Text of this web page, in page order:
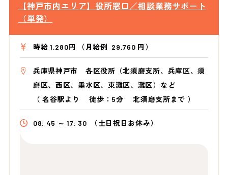
【神戸市内エリア】役所窓口／相談業務サポート
（単発）
時給 1,280円 （月給例 29,760 円）
兵庫県神戸市 各区役所（北須磨支所、兵庫区、須
磨区、西区、垂水区、東灘区、灘区）など
（名谷駅より徒歩：5分 北須磨支所まで ）
08: 45 ～ 17: 30 （土日祝日お休み）